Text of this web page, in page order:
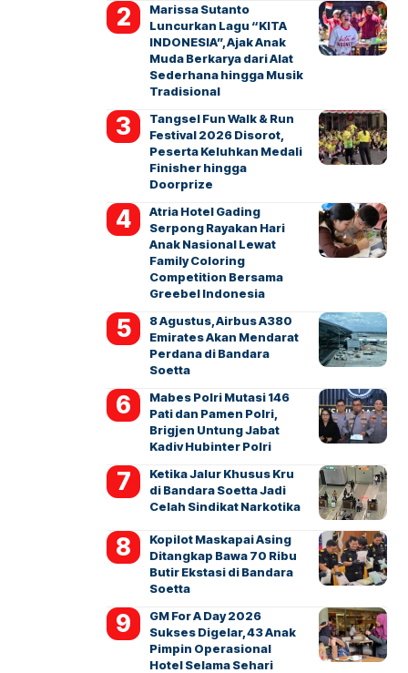
Marissa Sutanto
Luncurkan Lagu “KITA
INDONESIA”, Ajak Anak
Muda Berkarya dari Alat
Sederhana hingga Musik
Tradisional
Tangsel Fun Walk & Run
Festival 2026 Disorot,
Peserta Keluhkan Medali
Finisher hingga
Doorprize
Atria Hotel Gading
Serpong Rayakan Hari
Anak Nasional Lewat
Family Coloring
Competition Bersama
Greebel Indonesia
8 Agustus, Airbus A380
Emirates Akan Mendarat
Perdana di Bandara
Soetta
Mabes Polri Mutasi 146
Pati dan Pamen Polri,
Brigjen Untung Jabat
Kadiv Hubinter Polri
Ketika Jalur Khusus Kru
di Bandara Soetta Jadi
Celah Sindikat Narkotika
Kopilot Maskapai Asing
Ditangkap Bawa 70 Ribu
Butir Ekstasi di Bandara
Soetta
GM For A Day 2026
Sukses Digelar, 43 Anak
Pimpin Operasional
Hotel Selama Sehari